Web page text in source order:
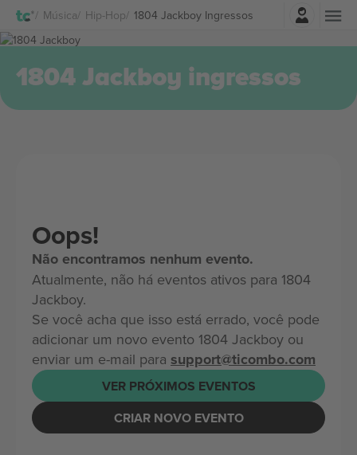
Música Hip-Hop 1804 Jackboy Ingressos
Entrar
1804 Jackboy ingressos
Oops!
Não encontramos nenhum evento.
Atualmente, não há eventos ativos para 1804
Jackboy.
Se você acha que isso está errado, você pode
adicionar um novo evento 1804 Jackboy ou
enviar um e-mail para support@ticombo.com
VER PRÓXIMOS EVENTOS
CRIAR NOVO EVENTO